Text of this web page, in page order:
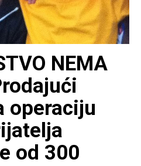
NEMA
operaciju
od 300